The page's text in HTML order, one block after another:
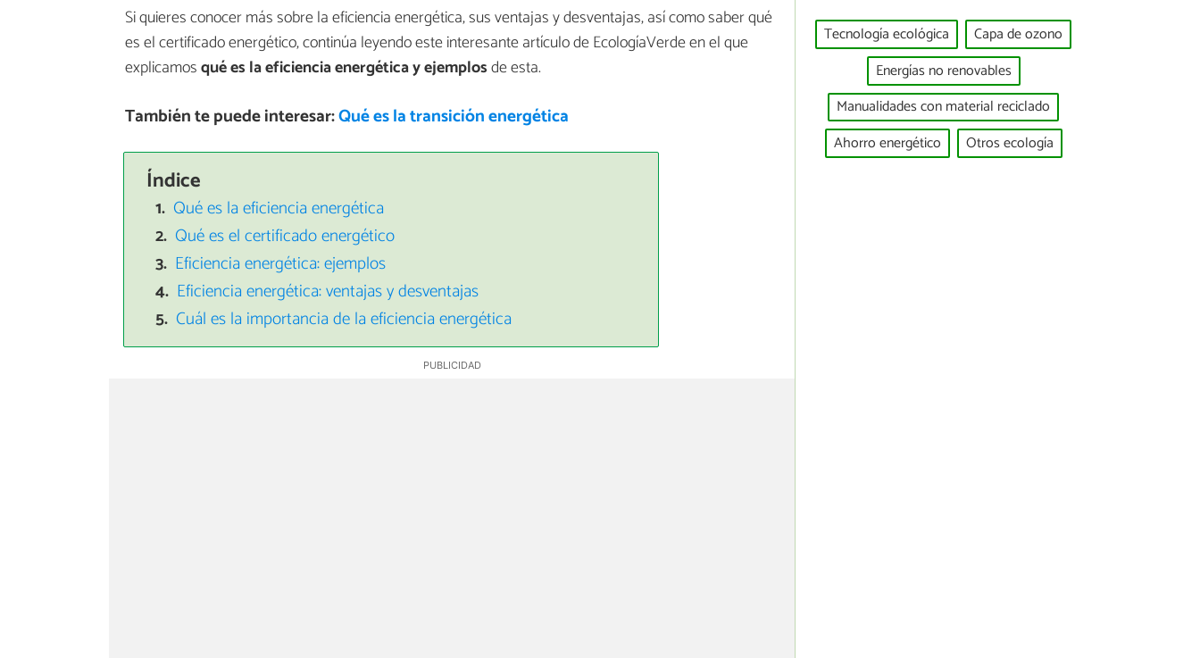
Si quieres conocer más sobre la eficiencia energética, sus ventajas y desventajas, así como saber qué
es el certificado energético, continúa leyendo este interesante artículo de EcologíaVerde en el que
explicamosqué es la eficiencia energética y ejemplosde esta.
También te puede interesar:Qué es la transición energética
Índice
Qué es la eficiencia energética
Qué es el certificado energético
Eficiencia energética: ejemplos
Eficiencia energética: ventajas y desventajas
Cuál es la importancia de la eficiencia energética
Tecnología ecológica
Capa de ozono
Energías no renovables
Manualidades con material reciclado
Ahorro energético
Otros ecología